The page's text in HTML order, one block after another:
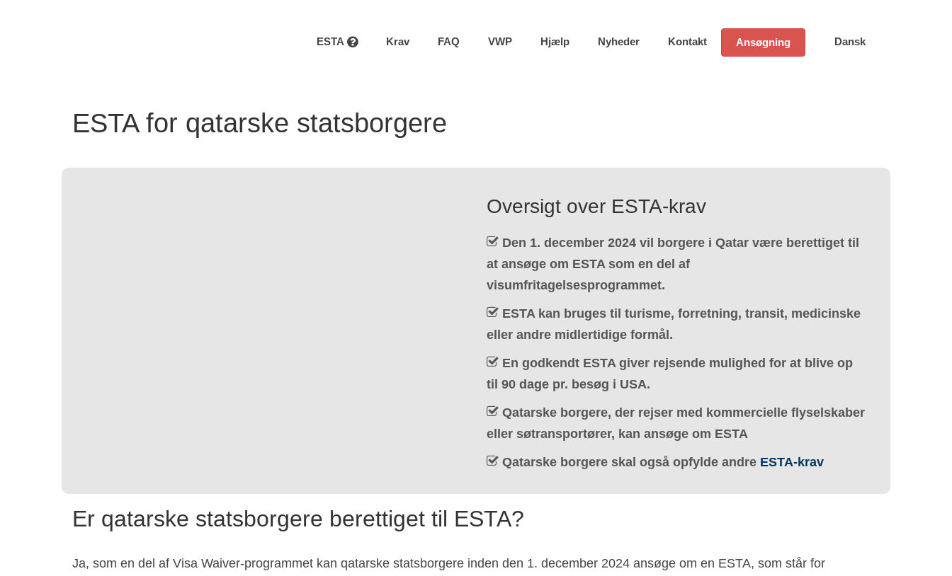
ESTA Krav FAQ VWP Hjælp Nyheder Kontakt Ansøgning Dansk
ESTA for qatarske statsborgere
Oversigt over ESTA-krav
Den 1. december 2024 vil borgere i Qatar være berettiget til
at ansøge om ESTA som en del af
visumfritagelsesprogrammet.
ESTA kan bruges til turisme, forretning, transit, medicinske
eller andre midlertidige formål.
En godkendt ESTA giver rejsende mulighed for at blive op
til 90 dage pr. besøg i USA.
Qatarske borgere, der rejser med kommercielle flyselskaber
eller søtransportører, kan ansøge om ESTA
Qatarske borgere skal også opfylde andre ESTA-krav
Er qatarske statsborgere berettiget til ESTA?
Ja, som en del af Visa Waiver-programmet kan qatarske statsborgere inden den 1. december 2024 ansøge om en ESTA, som står for